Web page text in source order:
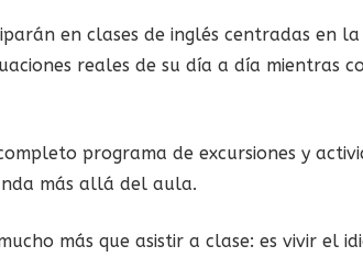
en clases de inglés centradas en
reales de su día a día mientras
programa de excursiones y
más allá del aula.
más que asistir a clase: es vivir el